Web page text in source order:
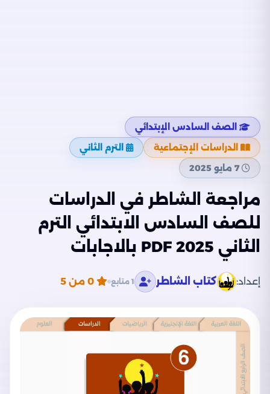
الصف السادس الإبتدائي
الدراسات الإجتماعية
الترم الثاني
7 مايو 2025
مراجعة الشاطر في الدراسات
للصف السادس الابتدائي الترم
الثاني 2025 PDF بالاجابات
إعداد: كتاب الشاطر 1 متابع 0 من 5